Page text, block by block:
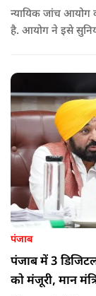
न्यायिक जांच आयोग
है. आयोग ने इसे
पंजाब
पंजाब में 3
को मंजूरी, मान